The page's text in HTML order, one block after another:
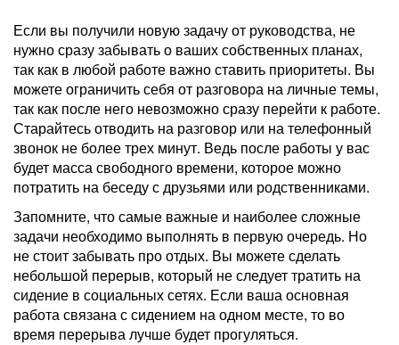
Если вы получили новую задачу от руководства, не
нужно сразу забывать о ваших собственных планах,
так как в любой работе важно ставить приоритеты. Вы
можете ограничить себя от разговора на личные темы,
так как после него невозможно сразу перейти к работе.
Старайтесь отводить на разговор или на телефонный
звонок не более трех минут. Ведь после работы у вас
будет масса свободного времени, которое можно
потратить на беседу с друзьями или родственниками.
Запомните, что самые важные и наиболее сложные
задачи необходимо выполнять в первую очередь. Но
не стоит забывать про отдых. Вы можете сделать
небольшой перерыв, который не следует тратить на
сидение в социальных сетях. Если ваша основная
работа связана с сидением на одном месте, то во
время перерыва лучше будет прогуляться.